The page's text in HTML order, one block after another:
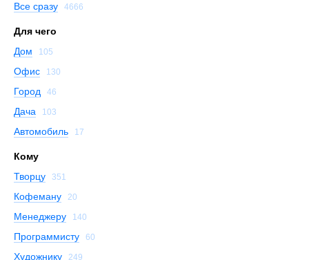
Все сразу 4666
Для чего
Дом
105
Офис 130
Город 46
Дача 103
Автомобиль 17
Кому
Творцу
351
Кофеману 20
Менеджеру 140
Программисту 60
Художнику 249